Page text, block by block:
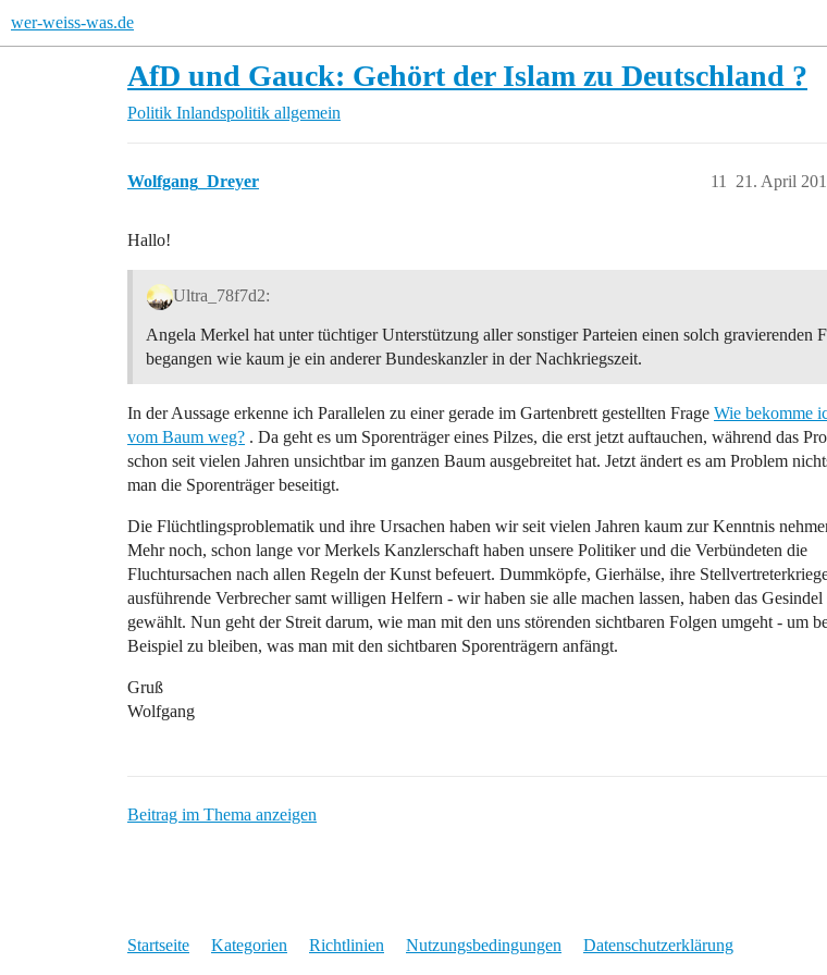
wer-weiss-was.de
AfD und Gauck: Gehört der Islam zu Deutschland ?
Politik Inlandspolitik allgemein
Wolfgang_Dreyer 21. April
11
Hallo!
Ultra_78f7d2:
Angela Merkel hat unter tüchtiger Unterstützung aller sonstiger Parteien einen solch gravierenden
begangen wie kaum je ein anderer Bundeskanzler in der Nachkriegszeit.
In der Aussage erkenne ich Parallelen zu einer gerade im Gartenbrett gestellten Frage Wie bekomme
vom Baum weg? . Da geht es um Sporenträger eines Pilzes, die erst jetzt auftauchen, während das
schon seit vielen Jahren unsichtbar im ganzen Baum ausgebreitet hat. Jetzt ändert es am Problem
man die Sporenträger beseitigt.
Die Flüchtlingsproblematik und ihre Ursachen haben wir seit vielen Jahren kaum zur Kenntnis
Mehr noch, schon lange vor Merkels Kanzlerschaft haben unsere Politiker und die Verbündeten die
Fluchtursachen nach allen Regeln der Kunst befeuert. Dummköpfe, Gierhälse, ihre
ausführende Verbrecher samt willigen Helfern - wir haben sie alle machen lassen, haben das Gesindel
gewählt. Nun geht der Streit darum, wie man mit den uns störenden sichtbaren Folgen umgeht - um
Beispiel zu bleiben, was man mit den sichtbaren Sporenträgern anfängt.
Gruß
Wolfgang
Beitrag im Thema anzeigen
Startseite Kategorien Richtlinien Nutzungsbedingungen Datenschutzerklärung